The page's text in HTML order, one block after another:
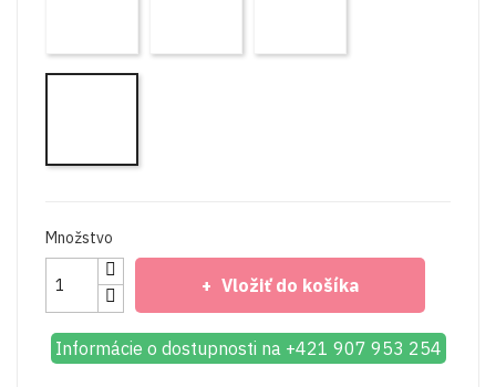
Množstvo
Vložiť do košíka
Informácie o dostupnosti na +421 907 953 254